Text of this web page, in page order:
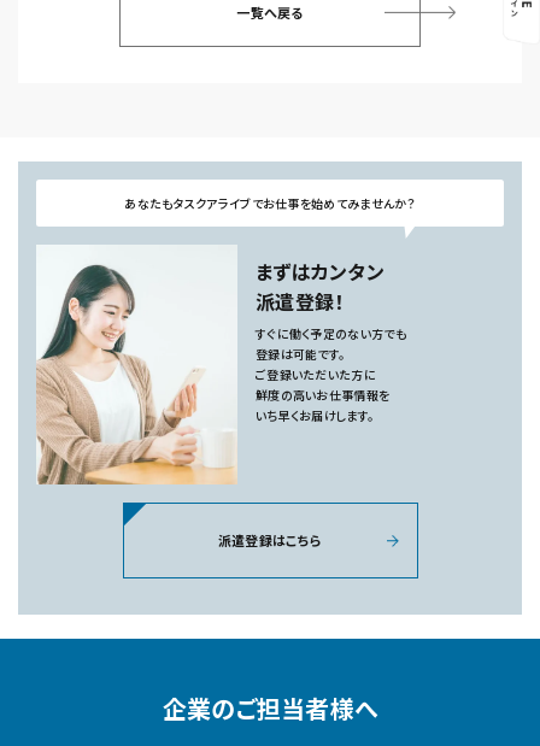
一覧へ戻る
あなたもタスクアライブでお仕事を始めてみませんか？
まずはカンタン
派遣登録！
すぐに働く予定のない方でも
登録は可能です。
ご登録いただいた方に
鮮度の高いお仕事情報を
いち早くお届けします。
派遣登録はこちら
企業のご担当者様へ